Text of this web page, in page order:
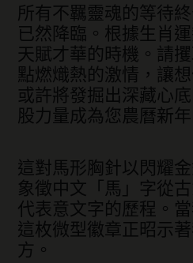
所有不羈靈魂的等待
已然降臨。根據生肖
天賦才華的時機。請
點燃熾熱的激情，讓
或許將發掘出深藏心
股力量成為您農曆新
這對馬形胸針以閃耀
象徵中文「馬」字從
代表意文字的歷程。
這枚微型徽章正昭示
方。